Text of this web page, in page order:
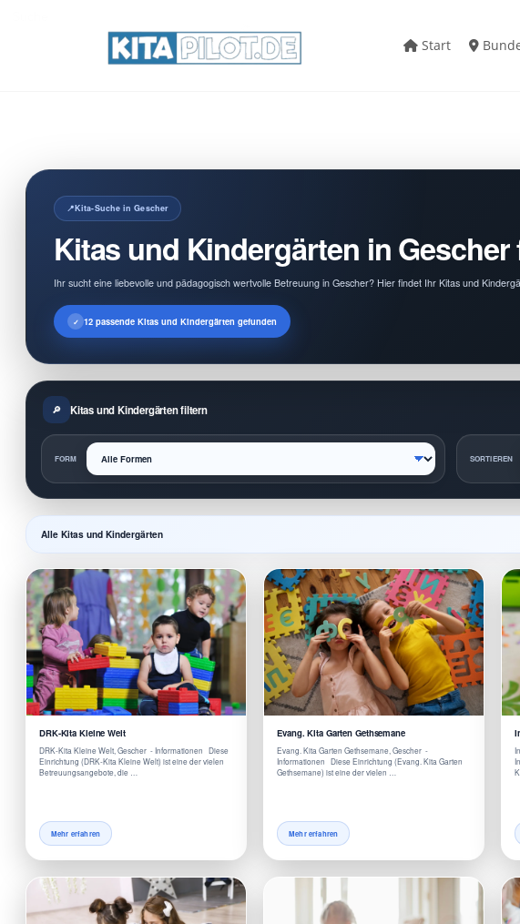
Start
Kita-Suche in Gescher
Kitas und Kindergärten in Gescher
Ihr sucht eine liebevolle und pädagogisch wertvolle Betreuung in Gescher? Hier findet Ihr Kitas und
12 passende Kitas und Kindergärten gefunden
Kitas und Kindergärten filtern
FORM SORTIEREN
Alle Kitas und Kindergärten
DRK-Kita Kleine Welt
DRK-Kita Kleine Welt, Gescher - Informationen Diese
Einrichtung (DRK-Kita Kleine Welt) ist eine der vielen
Betreuungsangebote, die …
Mehr erfahren
Evang. Kita Garten Gethsemane
Evang. Kita Garten Gethsemane, Gescher -
Informationen Diese Einrichtung (Evang. Kita Garten
Gethsemane) ist eine der vielen …
Mehr erfahren